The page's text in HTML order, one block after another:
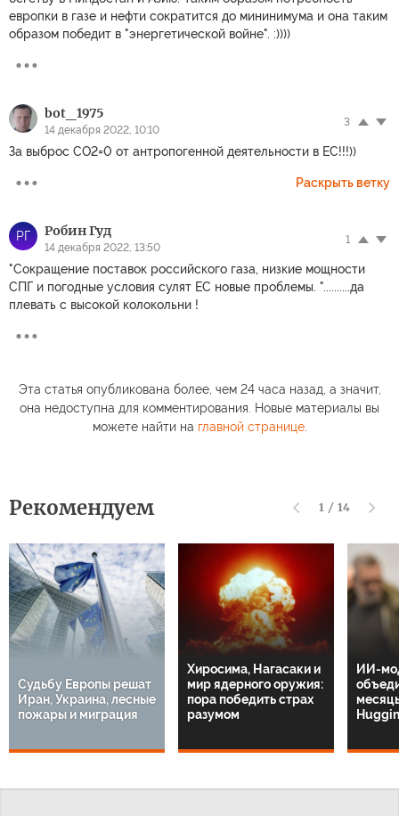
европки в газе и нефти сократится до мининимума и она таким
образом победит в "энергетической войне". :))))
bot_1975
14 декабря 2022, 10:10
3
За выброс СО2=0 от антропогенной деятельности в ЕС!!!))
Раскрыть ветку
РГ Робин Гуд
14 декабря 2022, 13:50
1
"Сокращение поставок российского газа, низкие мощности
СПГ и погодные условия сулят ЕС новые проблемы. "..........да
плевать с высокой колокольни !
Эта статья опубликована более, чем 24 часа назад, а значит,
она недоступна для комментирования. Новые материалы вы
можете найти на главной странице.
Рекомендуем 1 / 14
Судьбу Европы решат
Иран, Украина, лесные
пожары и миграция
Хиросима, Нагасаки и
мир ядерного оружия:
пора победить страх
разумом
ИИ-